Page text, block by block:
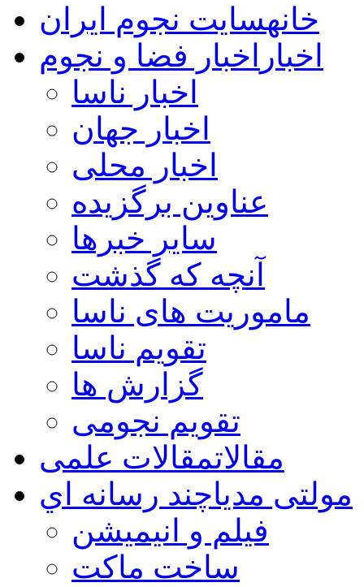
خانهسایت نجوم ایران
اخبار اخبار فضا و نجوم
اخبار ناسا
اخبار جهان
اخبار محلی
عناوین برگزیده
سایر خبرها
آنچه که گذشت
ماموریت های ناسا
تقویم ناسا
گزارش ها
تقویم نجومی
مقالاتمقالات علمی
مولتی مدیاچند رسانه اي
فیلم و انیمیشن
ساخت ماکت